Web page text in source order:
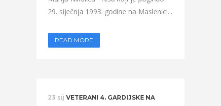
29. siječnja 1993. godine na Maslenici...
READ MORE
23 sij VETERANI 4. GARDIJSKE NA